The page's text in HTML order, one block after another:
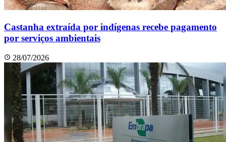
Castanha extraída por indígenas recebe pagamento
por serviços ambientais
28/07/2026